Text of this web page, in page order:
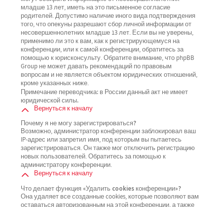
младше 13 лет, иметь на это письменное согласие
родителей. Допустимо наличие иного вида подтверждения
того, что опекуны разрешают сбор личной информации от
несовершеннолетних младше 13 лет. Если вы не уверены,
применимо ли это к вам, как к регистрирующемуся на
конференции, или к самой конференции, обратитесь за
помощью к юрисконсульту. Обратите внимание, что phpBB
Group не может давать рекомендаций по правовым
вопросам и не является объектом юридических отношений,
кроме указанных ниже.
Примечание переводчика: в России данный акт не имеет
юридической силы.
Вернуться к началу
Почему я не могу зарегистрироваться?
Возможно, администратор конференции заблокировал ваш
IP-адрес или запретил имя, под которым вы пытаетесь
зарегистрироваться. Он также мог отключить регистрацию
новых пользователей. Обратитесь за помощью к
администратору конференции.
Вернуться к началу
Что делает функция «Удалить cookies конференции»?
Она удаляет все созданные cookies, которые позволяют вам
оставаться авторизованным на этой конференции, а также